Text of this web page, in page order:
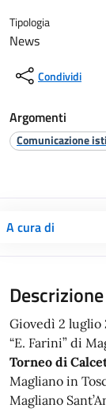
Tipologia
News
Condividi
Argomenti
Comunicazione
A cura di
Giovedì 2 luglio
“E. Farini” di
Torneo di
Magliano in
Magliano